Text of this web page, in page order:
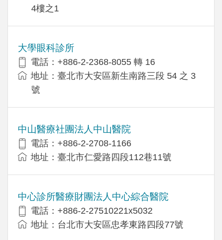
4樓之1
大學眼科診所
電話：+886-2-2368-8055 轉 16
地址：臺北市大安區新生南路三段 54 之 3
號
中山醫療社團法人中山醫院
電話：+886-2-2708-1166
地址：臺北市仁愛路四段112巷11號
中心診所醫療財團法人中心綜合醫院
電話：+886-2-27510221x5032
地址：台北市大安區忠孝東路四段77號